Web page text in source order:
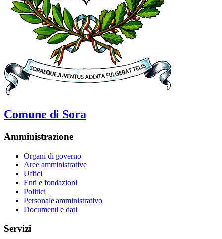
Comune di Sora
Amministrazione
Organi di governo
Aree amministrative
Uffici
Enti e fondazioni
Politici
Personale amministrativo
Documenti e dati
Servizi